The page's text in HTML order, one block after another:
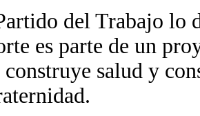
del Trabajo lo
es parte de un
salud y